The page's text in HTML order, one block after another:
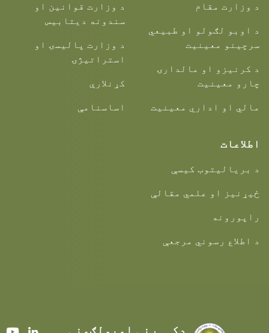
د وزارت مقام
د اوبو لګولو او طبیعي
سرچینو معینیت
د کرنیزو او مالدارۍ
چارو معینیت
مالي او اداري معینیت
د وزارت قوانین او
سندونه دیتابیس
د وزارت پالیسۍ او
استراتیژۍ
کړنلارې
اساسنامې
اطلاعات
د بریالیتوب کیسې
ځیړنیز او علمي مقالې
راپورونه
د اطلاع رسوني مرجعې
دکــرنې اوبولګونې YoutubeLinkedIn